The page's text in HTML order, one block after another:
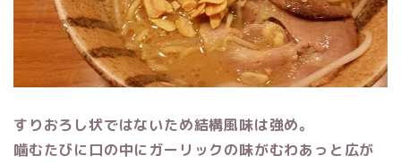
すりおろし状ではないため結構風味は強め。
噛むたびに口の中にガーリックの味がむわあっと広が